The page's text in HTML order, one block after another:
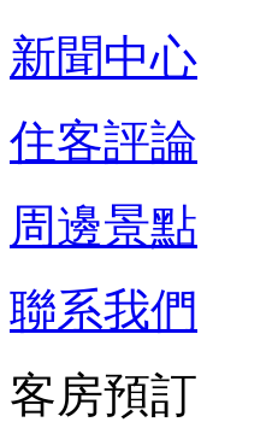
新聞中心
住客評論
周邊景點
聯系我們
客房預訂